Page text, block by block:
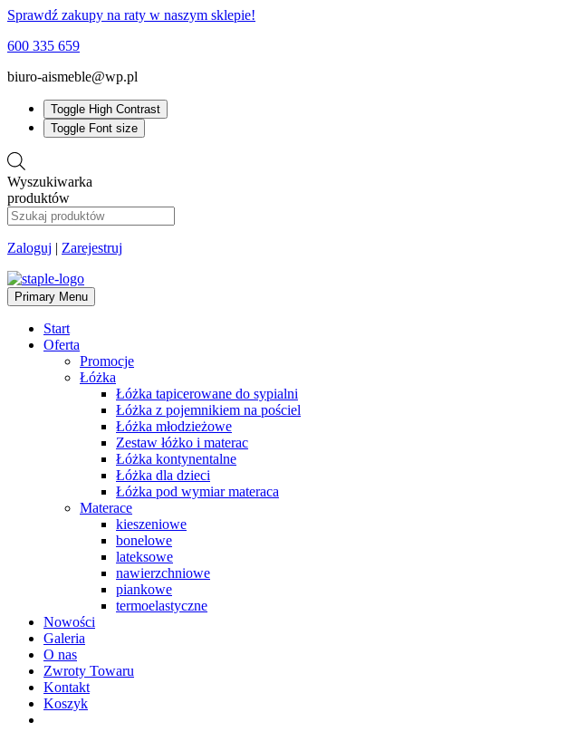
Sprawdź zakupy na raty w naszym sklepie!
600 335 659
biuro-aismeble@wp.pl
Toggle High Contrast
Toggle Font size
Wyszukiwarka
produktów
Zaloguj | Zarejestruj
Primary Menu
Start
Oferta
Promocje
Łóżka
Łóżka tapicerowane do sypialni
Łóżka z pojemnikiem na pościel
Łóżka młodzieżowe
Zestaw łóżko i materac
Łóżka kontynentalne
Łóżka dla dzieci
Łóżka pod wymiar materaca
Materace
kieszeniowe
bonelowe
lateksowe
nawierzchniowe
piankowe
termoelastyczne
Nowości
Galeria
O nas
Zwroty Towaru
Kontakt
Koszyk